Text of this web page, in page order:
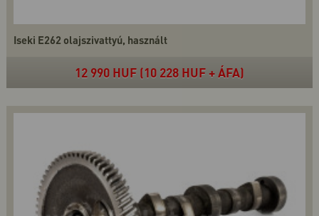
Iseki E262 olajszivattyú, használt
12 990 HUF (10 228 HUF + ÁFA)